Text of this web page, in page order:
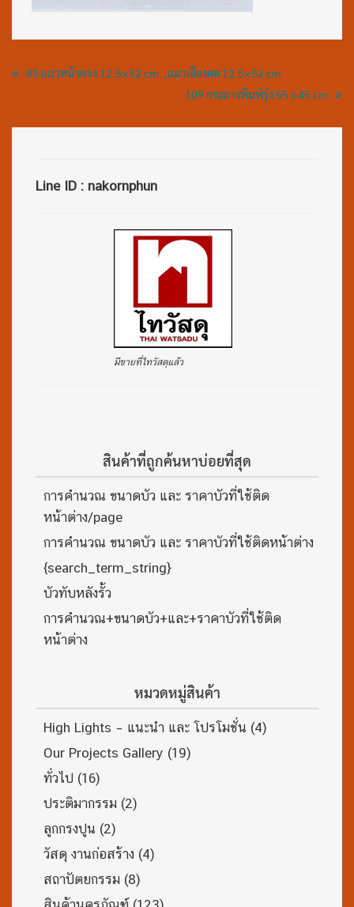
« 85 แมวหน้าตรง 12.5×52 cm. ,แมวเอียงคอ 12.5×52 cm
109 กระถางพิมพ์รุ่ง 55 x 45 cm
»
Line ID : nakornphun
มีขายที่ไทวัสดุแล้ว
สินค้าที่ถูกค้นหาบ่อยที่สุด
การคำนวณ ขนาดบัว และ ราคาบัวที่ใช้ติด
หน้าต่าง/page
การคำนวณ ขนาดบัว และ ราคาบัวที่ใช้ติดหน้าต่าง
{search_term_string}
บัวทับหลังรั้ว
การคำนวณ+ขนาดบัว+และ+ราคาบัวที่ใช้ติด
หน้าต่าง
หมวดหมู่สินค้า
High Lights – แนะนำ และ โปรโมชั่น (4)
Our Projects Gallery (19)
ทั่วไป (16)
ประติมากรรม (2)
ลูกกรงปูน (2)
วัสดุ งานก่อสร้าง (4)
สถาปัตยกรรม (8)